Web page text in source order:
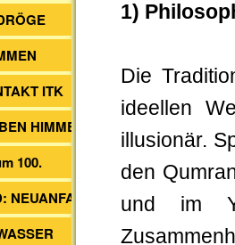
ITK
HIMMEL
100.
1)
Die
ideellen
illusionär.
den
und im